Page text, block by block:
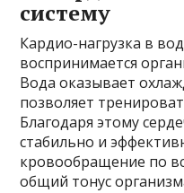
систему
Кардио-нагрузка в
воспринимается
Вода оказывает
позволяет
Благодаря этому
стабильно и
кровообращение по
общий тонус